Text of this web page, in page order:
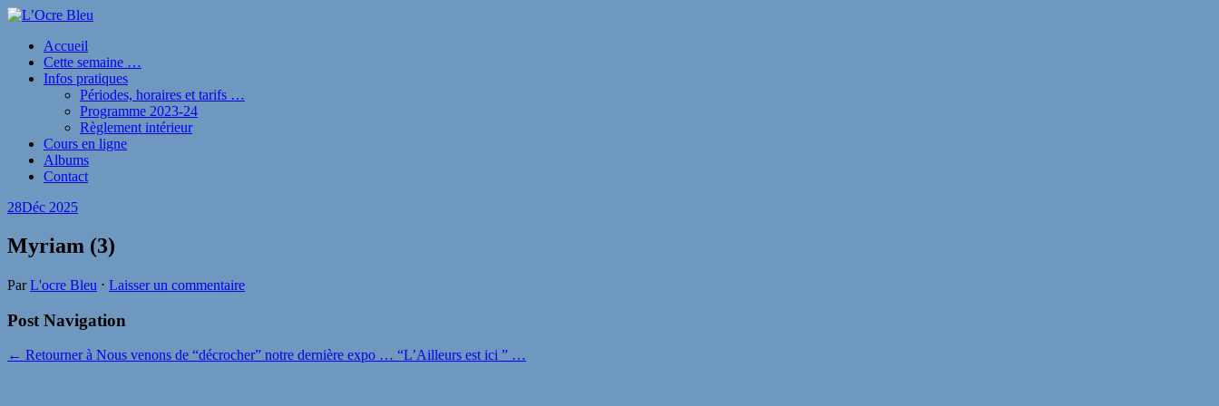
Accueil
Cette semaine …
Infos pratiques
Périodes, horaires et tarifs …
Programme 2023-24
Règlement intérieur
Cours en ligne
Albums
Contact
28Déc 2025
Myriam (3)
ParL'ocre Bleu ⋅ Laisser un commentaire
Post Navigation
← Retourner à Nous venons de “décrocher” notre dernière expo … “L’Ailleurs est ici ” …